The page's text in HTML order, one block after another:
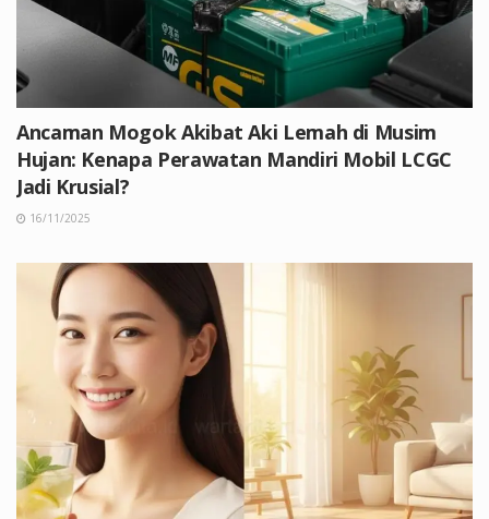
Ancaman Mogok Akibat Aki Lemah di Musim
Hujan: Kenapa Perawatan Mandiri Mobil LCGC
Jadi Krusial?
16/11/2025